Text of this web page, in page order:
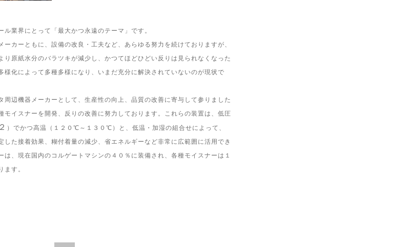
業界にとって「最大かつ永遠のテーマ」です。
カーともに、設備の改良・工夫など、あらゆる努力を続けておりますが、
り原紙水分のバラツキが減少し、かつてほどひどい反りは見られなくなった
様化によって多種多様になり、いまだ充分に解決されていないのが現状で
周辺機器メーカーとして、生産性の向上、品質の改善に寄与して参りました
モイスナーを開発、反りの改善に努力しております。これらの装置は、低圧
２ ）でかつ高温（１２０℃～１３０℃）と、低温・加湿の組合せによって、
した接着効果、糊付着量の減少、省エネルギーなど非常に広範囲に活用でき
は、現在国内のコルゲートマシンの４０％に装備され、各種モイスナーは１
ます。